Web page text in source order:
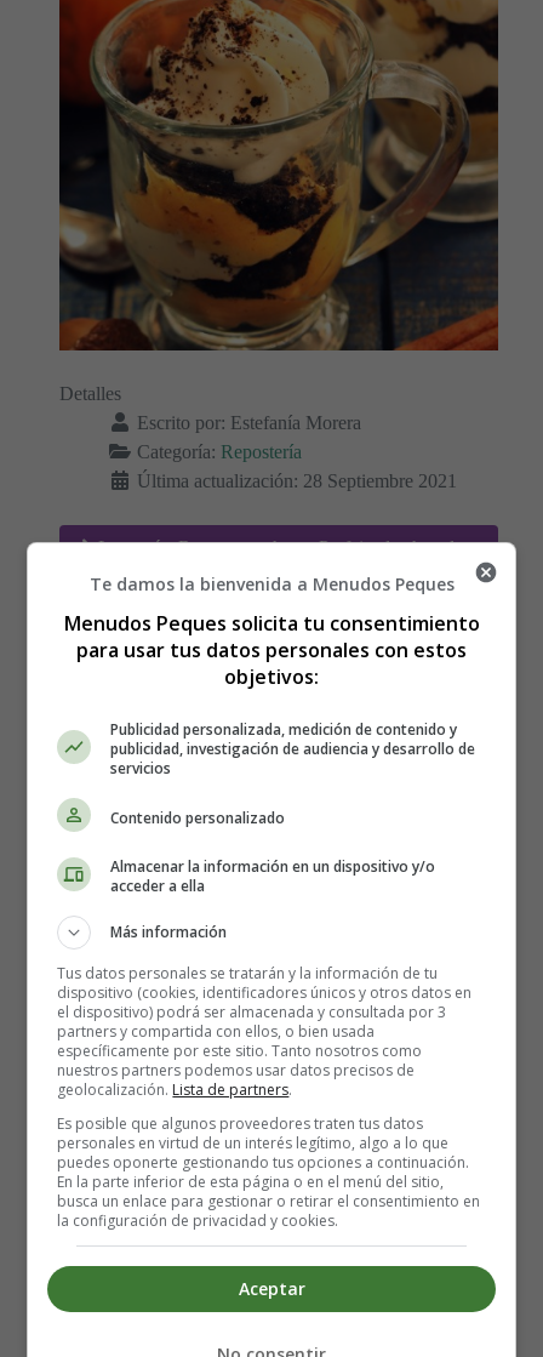
Detalles
Escrito por: Estefanía Morera
Categoría: Repostería
Última actualización: 28 Septiembre 2021
Leer más: Receta para hacer Parfaits de chocolate
y calabaza
Receta para hacer Garbanzos
picantes fritos con air fryer
Te damos la bienvenida a Menudos Peques
Menudos Peques solicita tu consentimiento
para usar tus datos personales con estos
objetivos:
Publicidad personalizada, medición de contenido y
publicidad, investigación de audiencia y desarrollo de
servicios
Contenido personalizado
Almacenar la información en un dispositivo y/o
acceder a ella
Más información
Tus datos personales se tratarán y la información de tu
dispositivo (cookies, identificadores únicos y otros datos en
el dispositivo) podrá ser almacenada y consultada por 3
partners y compartida con ellos, o bien usada
específicamente por este sitio. Tanto nosotros como
nuestros partners podemos usar datos precisos de
geolocalización. Lista de partners.
Es posible que algunos proveedores traten tus datos
personales en virtud de un interés legítimo, algo a lo que
puedes oponerte gestionando tus opciones a continuación.
En la parte inferior de esta página o en el menú del sitio,
busca un enlace para gestionar o retirar el consentimiento en
la configuración de privacidad y cookies.
Aceptar